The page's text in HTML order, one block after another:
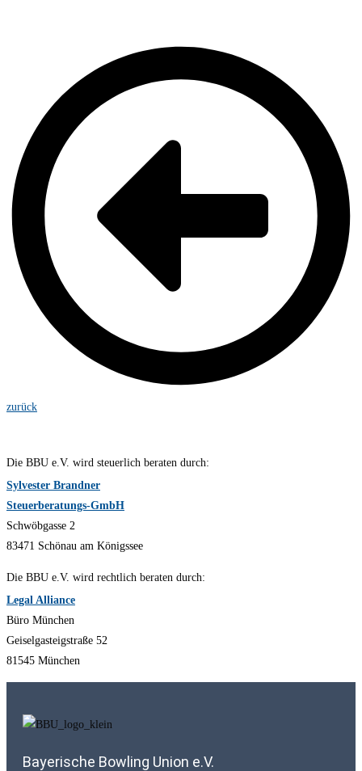
zurück
Die BBU e.V. wird steuerlich beraten durch:
Sylvester Brandner
Steuerberatungs-GmbH
Schwöbgasse 2
83471 Schönau am Königssee
Die BBU e.V. wird rechtlich beraten durch:
Legal Alliance
Büro München
Geiselgasteigstraße 52
81545 München
Bayerische Bowling Union e.V.